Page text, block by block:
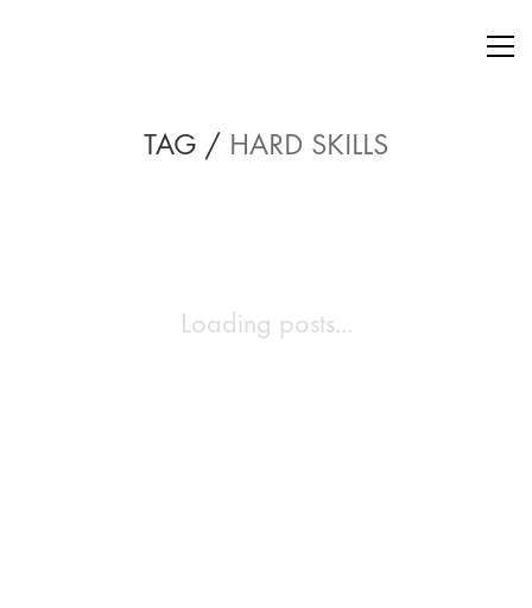
TAG / HARD SKILLS
Loading posts...